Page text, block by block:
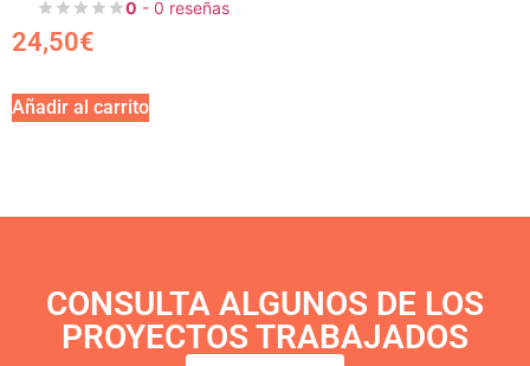
0 - 0 reseñas
24,50€
Añadir al carrito
CONSULTA ALGUNOS DE LOS
PROYECTOS TRABAJADOS